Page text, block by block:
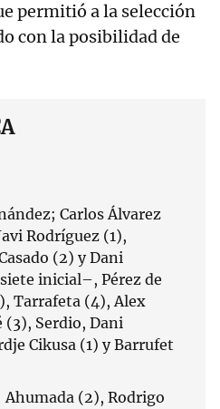
permitió a la selección
con la posibilidad de
Carlos Álvarez
Rodríguez (1),
(2) y Dani
inicial–, Pérez de
Tarrafeta (4), Alex
(3), Serdio, Dani
Cikusa (1) y Barrufet
Ahumada (2), Rodrigo